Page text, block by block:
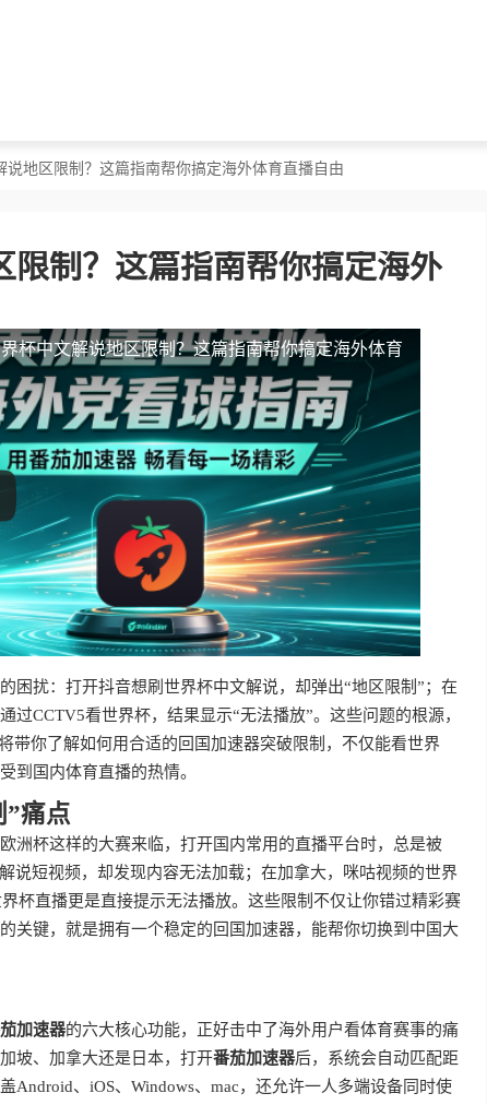
地区限制？这篇指南帮你搞定海外体育直播自由
限制？这篇指南帮你搞定海外
杯中文解说地区限制？这篇指南帮你搞定海外体育
困扰：打开抖音想刷世界杯中文解说，却弹出“地区限制”；在
CCTV5看世界杯，结果显示“无法播放”。这些问题的根源，
带你了解如何用合适的回国加速器突破限制，不仅能看世界
到国内体育直播的热情。
”痛点
洲杯这样的大赛来临，打开国内常用的直播平台时，总是被
说短视频，却发现内容无法加载；在加拿大，咪咕视频的世界
杯直播更是直接提示无法播放。这些限制不仅让你错过精彩赛
关键，就是拥有一个稳定的回国加速器，能帮你切换到中国大
加速器的六大核心功能，正好击中了海外用户看体育赛事的痛
坡、加拿大还是日本，打开番茄加速器后，系统会自动匹配距
、iOS、Windows、mac，还允许一人多端设备同时使